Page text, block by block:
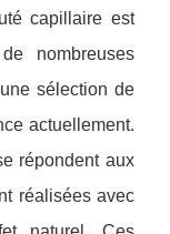
capillaire est
nombreuses
sélection de
actuellement.
répondent aux
réalisées avec